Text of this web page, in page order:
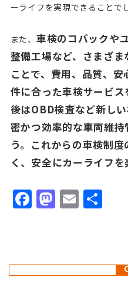
ーライフを実現できることで
また、 車検のコバックや
整備工場など、さまざ
ことで、費用、品質、
件に合った車検サービ
後はOBD検査など新し
密かつ効率的な車両維
う。これからの車検制
く、安全にカーライフ
Facebook
Email
共